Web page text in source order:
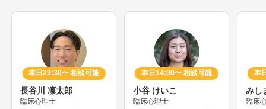
本日23:30〜 相談可能
長谷川 凜太郎
臨床心理士
本日14:00〜 相談可能
小谷 けいこ
臨床心理士
本
みし
臨床